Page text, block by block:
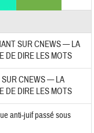
SUR CNEWS — LA
DE DIRE LES MOTS
SUR CNEWS — LA
DE DIRE LES MOTS
anti-juif passé sous